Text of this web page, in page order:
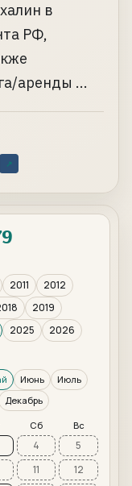
в
РФ,
аренды ...
↗
2011
2012
2019
2025
2026
Июнь
Июль
Декабрь
Сб Вс
4
5
11
12